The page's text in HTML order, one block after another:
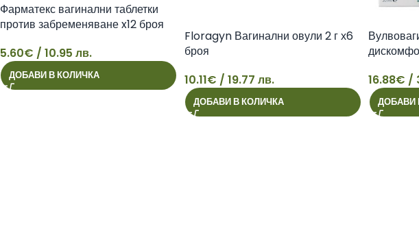
Фарматекс вагинални таблетки
против забременяване x12 броя
5.60€ / 10.95 лв.
ДОБАВИ В КОЛИЧКА
Floragyn Вагинални овули 2 г х6
броя
10.11€ / 19.77 лв.
ДОБАВИ В КОЛИЧКА
16.88€ /
ДОБАВИ